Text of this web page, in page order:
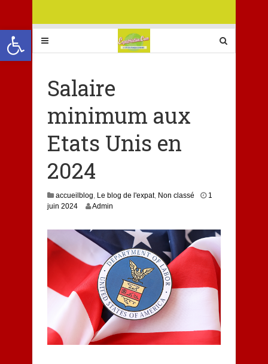
Ouvrir la barre d’outils
Salaire
minimum aux
Etats Unis en
2024
accueilblog, Le blog de l'expat, Non classé
1
juin 20241
2
2
4
Admin